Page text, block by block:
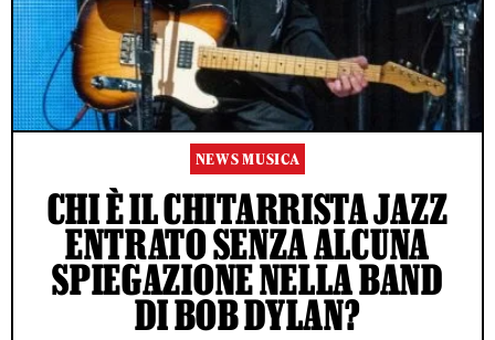
NEWS MUSICA
CHI È IL CHITARRISTA JAZZ
ENTRATO SENZA ALCUNA
SPIEGAZIONE NELLA BAND
DI BOB DYLAN?